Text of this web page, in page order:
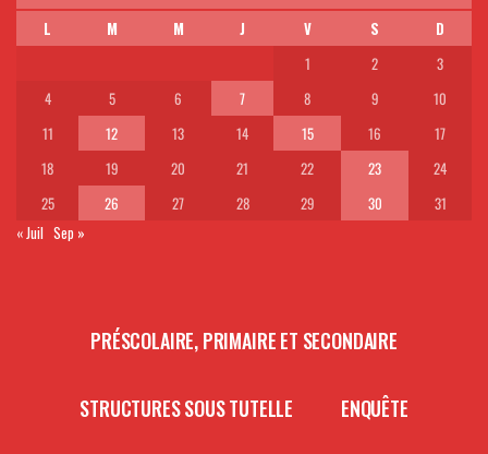
L M M J V S
D
1
2
3
4
5 6 7 8 9
10
11
12 13 14 15 16
17
18
19 20 21 22 23
24
25
26 27 28 29 30
31
« Juil Sep »
PRÉSCOLAIRE, PRIMAIRE ET SECONDAIRE
STRUCTURES SOUS TUTELLE ENQUÊTE